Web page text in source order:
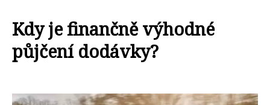
Kdy je finančně výhodné
půjčení dodávky?